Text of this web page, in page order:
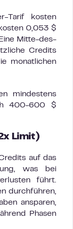
Tarif kosten
0,053 $
Mitte-des-
Credits
monatlichen
mindestens
400-600 $
Limit)
auf das
was bei
führt.
durchführen,
ansparen,
Phasen